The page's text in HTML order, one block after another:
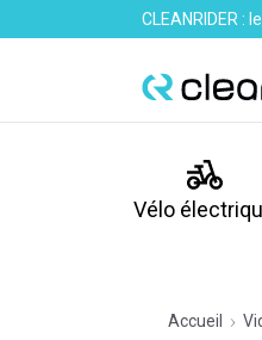
CLEANRIDER :
Vélo
Accueil